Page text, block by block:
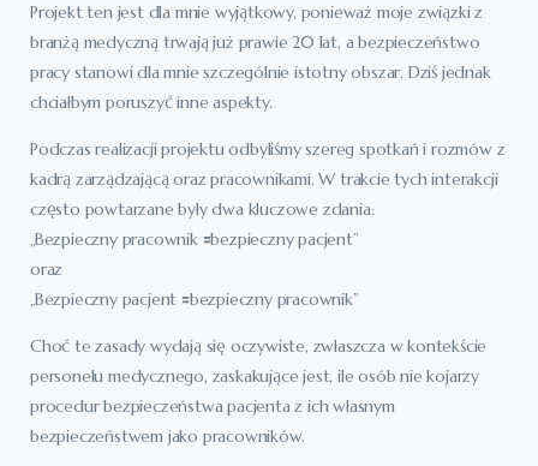
Projekt ten jest dla mnie wyjątkowy, ponieważ moje związki z
branżą medyczną trwają już prawie 20 lat, a bezpieczeństwo
pracy stanowi dla mnie szczególnie istotny obszar. Dziś jednak
chciałbym poruszyć inne aspekty.
Podczas realizacji projektu odbyliśmy szereg spotkań i rozmów z
kadrą zarządzającą oraz pracownikami. W trakcie tych interakcji
często powtarzane były dwa kluczowe zdania:
„Bezpieczny pracownik 🟰bezpieczny pacjent”
oraz
„Bezpieczny pacjent 🟰bezpieczny pracownik”
Choć te zasady wydają się oczywiste, zwłaszcza w kontekście
personelu medycznego, zaskakujące jest, ile osób nie kojarzy
procedur bezpieczeństwa pacjenta z ich własnym
bezpieczeństwem jako pracowników.